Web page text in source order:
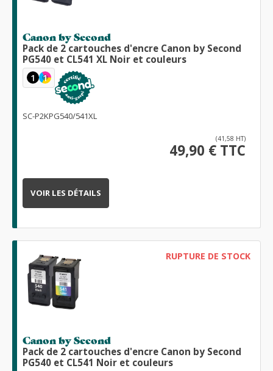
Canon by Second
Pack de 2 cartouches d'encre Canon by Second
PG540 et CL541 XL Noir et couleurs
1 1
SC-P2KPG540/541XL
(41,58 HT)
49,90 € TTC
VOIR LES DÉTAILS
RUPTURE DE STOCK
Canon by Second
Pack de 2 cartouches d'encre Canon by Second
PG540 et CL541 Noir et couleurs